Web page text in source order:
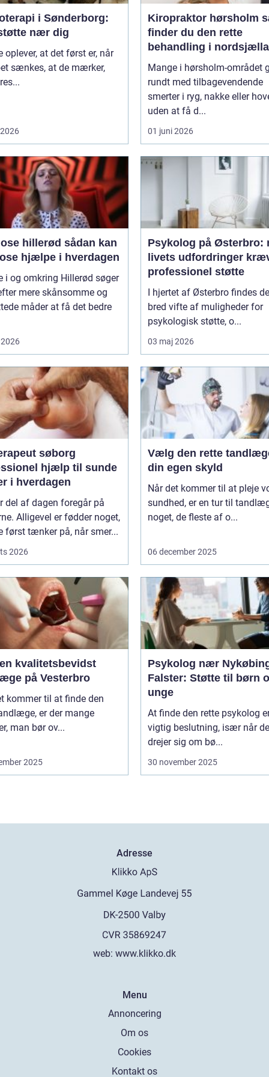
i Sønderborg:
nær dig
oplever, at det først er, når
sænkes, at de mærker,
Kiropraktor hørsholm sådan
finder du den rette
behandling i
Mange i hørsholm-området
rundt med tilbagevendende
smerter i ryg, nakke eller
uden at få d...
01 juni 2026
hillerød sådan kan
hjælpe i hverdagen
i og omkring Hillerød søger
mere skånsomme og
måder at få det bedre
Psykolog på Østerbro:
livets udfordringer
professionel støtte
I hjertet af Østerbro findes
bred vifte af muligheder for
psykologisk støtte, o...
03 maj 2026
søborg
hjælp til sunde
i hverdagen
del af dagen foregår på
Alligevel er fødder noget,
først tænker på, når smer...
2026
Vælg den rette
din egen skyld
Når det kommer til at pleje
sundhed, er en tur til
noget, de fleste af o...
06 december 2025
kvalitetsbevidst
på Vesterbro
kommer til at finde den
er der mange
man bør ov...
2025
Psykolog nær
Falster: Støtte til børn
unge
At finde den rette psykolog
vigtig beslutning, især når
drejer sig om bø...
30 november 2025
Adresse
web: www.klikko.dk
Menu
Annoncering
Om os
Cookies
Kontakt os